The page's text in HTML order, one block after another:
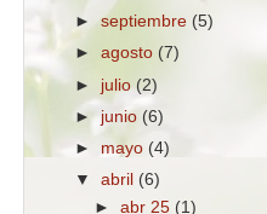
►septiembre (5)
►agosto (7)
► julio(2)
► junio (6)
► mayo (4)
▼abril (6)
►abr 25 (1)